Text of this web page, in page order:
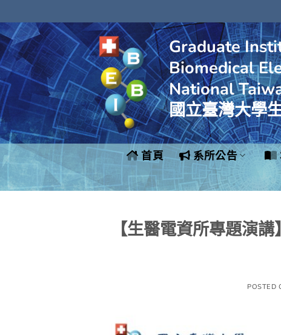
to
content
Graduate
Biomedical
National
國立臺灣大學
首頁 系所公告
【生醫電資所專題演
POSTED